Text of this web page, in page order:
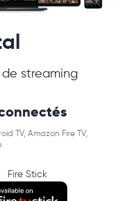
streaming
TV, Amazon Fire TV,
Fire Stick